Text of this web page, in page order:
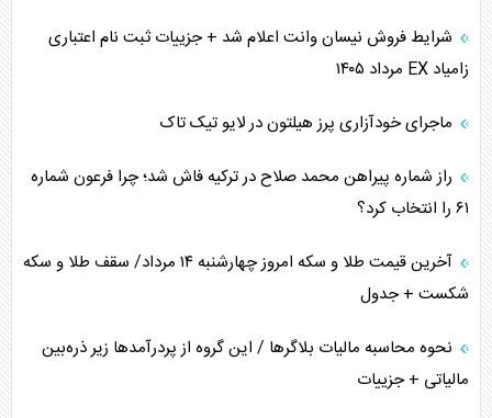
اهمیت راهبردی اردن برای آمریکا
پیام، ظرفیت بالفعل‌نشده تجارت ایران
همسویی عربستان با سنتکام علیه متحدان ایران
ترامپ و توهم خلع سلاح حماس
شرایط فروش نیسان وانت اعلام شد + جزییات ثبت نام اعتباری
زامیاد EX مرداد ۱۴۰۵
ماجرای خودآزاری پرز هیلتون در لایو تیک تاک
راز شماره پیراهن محمد صلاح در ترکیه فاش شد؛ چرا فرعون شماره
۶۱ را انتخاب کرد؟
آخرین قیمت طلا و سکه امروز چهارشنبه ۱۴ مرداد/ سقف طلا و سکه
شکست + جدول
نحوه محاسبه مالیات بلاگر‌ها / این گروه از پردرآمد‌ها زیر ذره‌بین
مالیاتی + جزییات